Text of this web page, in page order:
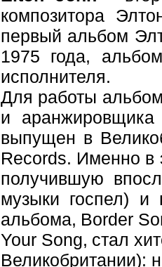
композитора
первый альбом
1975 года,
исполнителя.
Для работы
и
выпущен в
Records. Именно в
получившую
музыки госпел) и
альбома, Border
Your Song, стал
Великобритании):